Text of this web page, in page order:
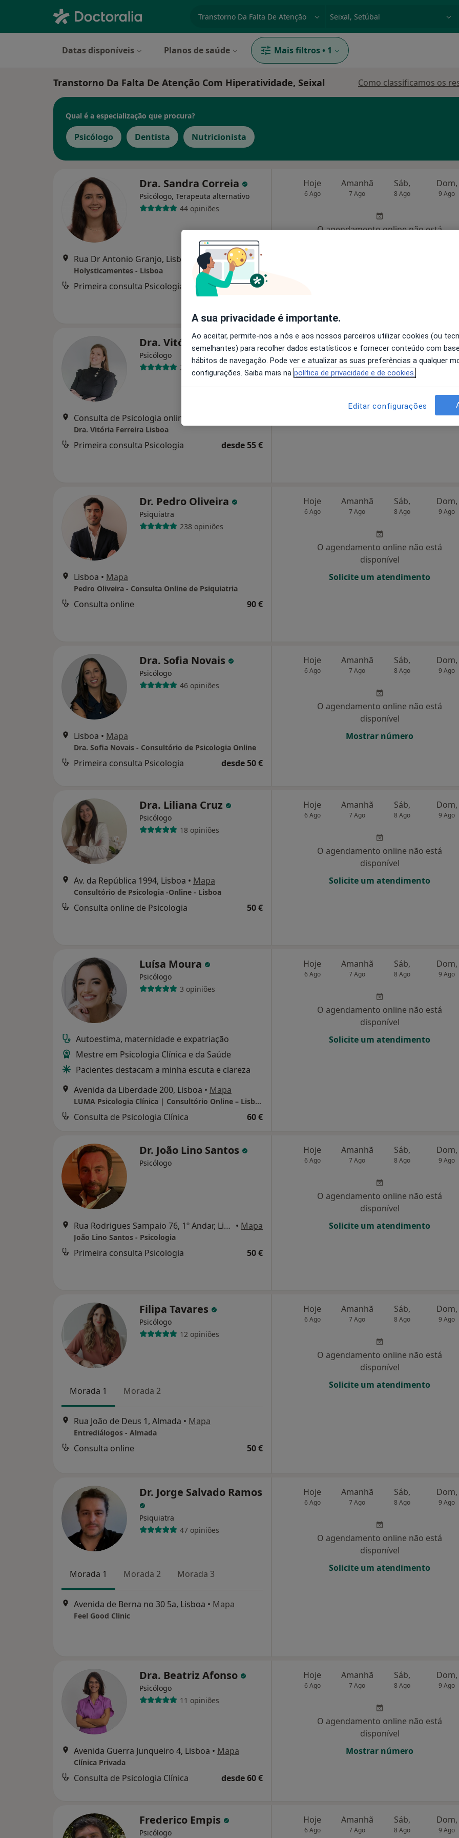
p. ex. Lisboa
Datas disponíveis Planos de saúde Mais filtros • 1
Transtorno Da Falta De Atenção Com Hiperatividade, Seixal Como classificamos os
Qual é a especialização que procura?
Psicólogo Dentista Nutricionista
Dra. Sandra Correia
Psicólogo, Terapeuta alternativo
44 opiniões
Rua Dr Antonio Granjo, Lisboa Mapa
Holysticamentes - Lisboa
Primeira consulta Psicologia desde 60 €
Hoje
6 Ago
Amanhã
7 Ago
Sáb,
8 Ago
Dom,
9 Ago
O agendamento online não está
Dra. Vitória Ferreira
Psicólogo
27 opiniões
Consulta de Psicologia online, Lisboa
Dra. Vitória Ferreira Lisboa
Primeira consulta Psicologia desde 55 €
Hoje
6 Ago
Amanhã
7 Ago
Sáb,
8 Ago
Dom,
9 Ago
disponível
Dr. Pedro Oliveira
Psiquiatra
238 opiniões
Lisboa • Mapa
Pedro Oliveira - Consulta Online de Psiquiatria
Consulta online 90 €
Hoje
6 Ago
Amanhã
7 Ago
Sáb,
8 Ago
Dom,
9 Ago
O agendamento online não está
disponível
Solicite um atendimento
Dra. Sofia Novais
Psicólogo
46 opiniões
Lisboa • Mapa
Dra. Sofia Novais - Consultório de Psicologia Online
Primeira consulta Psicologia desde 50 €
Hoje
6 Ago
Amanhã
7 Ago
Sáb,
8 Ago
Dom,
9 Ago
O agendamento online não está
disponível
Mostrar número
Dra. Liliana Cruz
Psicólogo
18 opiniões
Av. da República 1994, Lisboa • Mapa
Consultório de Psicologia -Online - Lisboa
Consulta online de Psicologia 50 €
Hoje
6 Ago
Amanhã
7 Ago
Sáb,
8 Ago
Dom,
9 Ago
O agendamento online não está
disponível
Solicite um atendimento
Luísa Moura
Psicólogo
3 opiniões
Autoestima, maternidade e expatriação
Mestre em Psicologia Clínica e da Saúde
Pacientes destacam a minha escuta e clareza
Avenida da Liberdade 200, Lisboa • Mapa
LUMA Psicologia Clínica | Consultório Online – Lisboa
Consulta de Psicologia Clínica 60 €
Hoje
6 Ago
Amanhã
7 Ago
Sáb,
8 Ago
Dom,
9 Ago
O agendamento online não está
disponível
Solicite um atendimento
Dr. João Lino Santos
Psicólogo
Rua Rodrigues Sampaio 76, 1º Andar, Lisboa • Mapa
João Lino Santos - Psicologia
Primeira consulta Psicologia 50 €
Hoje
6 Ago
Amanhã
7 Ago
Sáb,
8 Ago
Dom,
9 Ago
O agendamento online não está
disponível
Solicite um atendimento
Filipa Tavares
Psicólogo
12 opiniões
Morada 1 Morada 2
Rua João de Deus 1, Almada • Mapa
Entrediálogos - Almada
Consulta online 50 €
Hoje
6 Ago
Amanhã
7 Ago
Sáb,
8 Ago
Dom,
9 Ago
O agendamento online não está
disponível
Solicite um atendimento
Dr. Jorge Salvado Ramos
Psiquiatra
47 opiniões
Morada 1 Morada 2 Morada 3
Avenida de Berna no 30 5a, Lisboa • Mapa
Feel Good Clinic
Hoje
6 Ago
Amanhã
7 Ago
Sáb,
8 Ago
Dom,
9 Ago
O agendamento online não está
disponível
Solicite um atendimento
Dra. Beatriz Afonso
Psicólogo
11 opiniões
Avenida Guerra Junqueiro 4, Lisboa • Mapa
Clínica Privada
Consulta de Psicologia Clínica desde 60 €
Hoje
6 Ago
Amanhã
7 Ago
Sáb,
8 Ago
Dom,
9 Ago
O agendamento online não está
disponível
Mostrar número
Frederico Empis
Psicólogo
Hoje
6 Ago
Amanhã
7 Ago
Sáb,
8 Ago
Dom,
9 Ago
A sua privacidade é importante.
Ao aceitar, permite-nos a nós e aos nossos parceiros utilizar cookies (ou
semelhantes) para recolher dados estatísticos e fornecer conteúdo com
hábitos de navegação. Pode ver e atualizar as suas preferências a qualquer
configurações. Saiba mais na política de privacidade e de cookies.
Editar configurações